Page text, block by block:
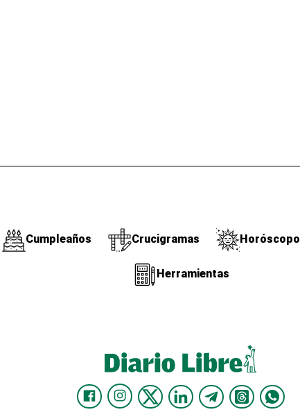
Cumpleaños Crucigramas Horóscopo
Herramientas